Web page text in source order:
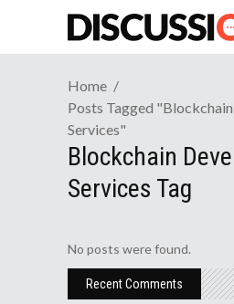
Home
Posts Tagged
Services"
Blockchain
Services Tag
No posts were found.
Recent Comments